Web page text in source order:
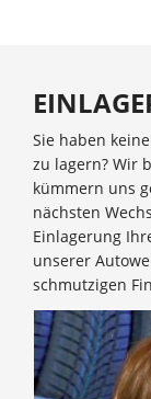
Sie haben
zu lagern? Wir
kümmern uns
nächsten
Einlagerung
unserer
schmutzigen